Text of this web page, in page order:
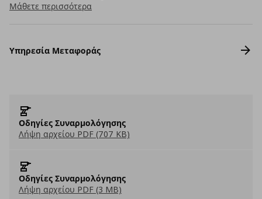
Μάθετε περισσότερα
Υπηρεσία Μεταφοράς
Οδηγίες Συναρμολόγησης
Λήψη αρχείου PDF (707 KB)
Οδηγίες Συναρμολόγησης
Λήψη αρχείου PDF (3 MB)